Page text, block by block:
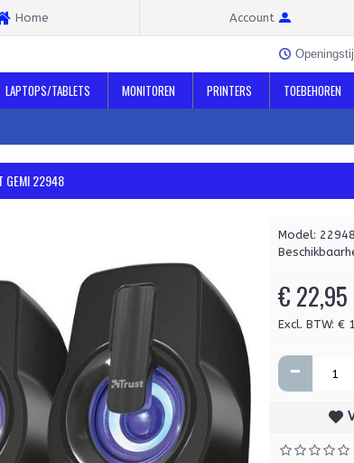
Home Account
LAPTOPS/TABLETS MONITOREN PRINTERS TOEBEHOREN
GEMI 22948
Model: 22948
€ 22,95
Excl. BTW: €
-